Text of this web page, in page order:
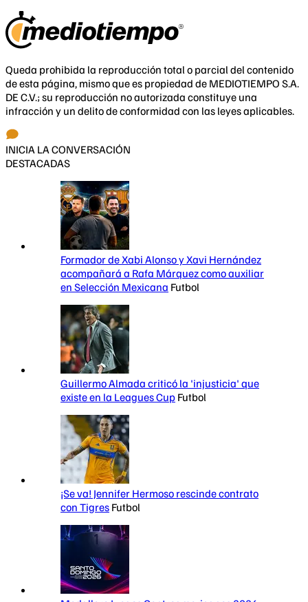
Queda prohibida la reproducción total o parcial del contenido
de esta página, mismo que es propiedad de MEDIOTIEMPO S.A.
DE C.V.; su reproducción no autorizada constituye una
infracción y un delito de conformidad con las leyes aplicables.
INICIA LA CONVERSACIÓN
DESTACADAS
Formador de Xabi Alonso y Xavi Hernández
acompañará a Rafa Márquez como auxiliar
en Selección Mexicana Futbol
Guillermo Almada criticó la 'injusticia' que
existe en la Leagues Cup Futbol
¡Se va! Jennifer Hermoso rescinde contrato
con Tigres Futbol